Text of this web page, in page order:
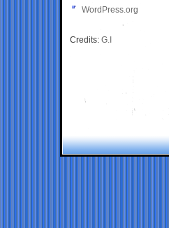
WordPress.org
Credits: G.I